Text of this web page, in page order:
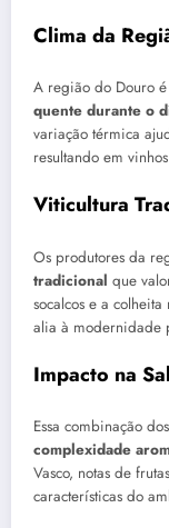
Clima da
A região do Douro
quente durante o
variação térmica
resultando em
Viticultura
Os produtores da
tradicional que
socalcos e a
alia à modernidade
Impacto na
Essa combinação
complexidade
Vasco, notas de
características do